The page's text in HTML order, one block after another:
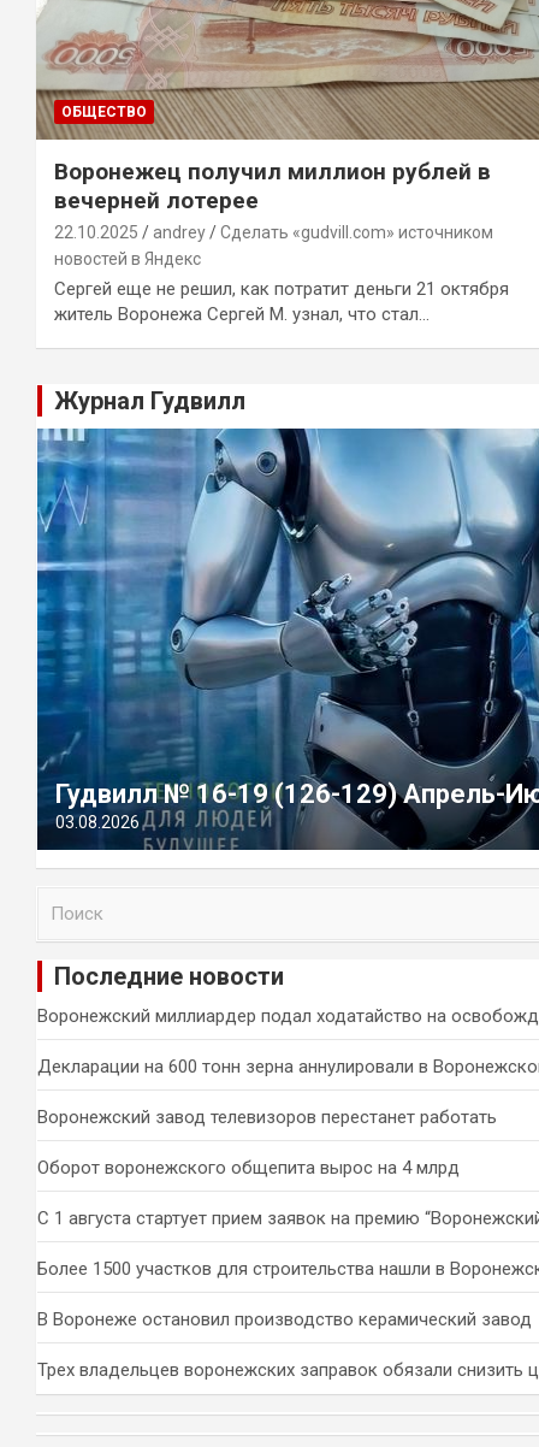
ОБЩЕСТВО
Воронежец получил миллион рублей в
вечерней лотерее
22.10.2025 andrey
Сделать «gudvill.com» источником
новостей в Яндекс
Сергей еще не решил, как потратит деньги 21 октября
житель Воронежа Сергей М. узнал, что стал…
Журнал Гудвилл
Гудвилл № 16-19 (126-129) Апрель-
03.08.2026
и
Последние новости
Воронежский миллиардер подал ходатайство на
Декларации на 600 тонн зерна аннулировали в
Воронежский завод телевизоров перестанет работать
Оборот воронежского общепита вырос на 4 млрд
С 1 августа стартует прием заявок на премию
Более 1500 участков для строительства нашли в
В Воронеже остановил производство керамический завод
Трех владельцев воронежских заправок обязали снизить